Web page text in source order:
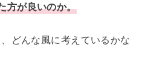
方が良いのか。
どんな風に考えているかな